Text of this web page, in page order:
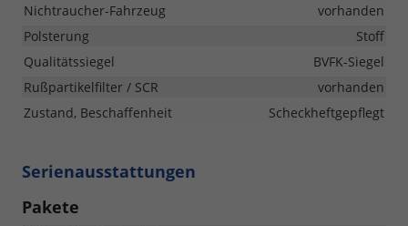
Nichtraucher-Fahrzeug
vorhanden
Polsterung
Stoff
Qualitätssiegel
BVFK-Siegel
Rußpartikelfilter / SCR
vorhanden
Zustand, Beschaffenheit
Scheckheftgepflegt
Serienausstattungen
Pakete